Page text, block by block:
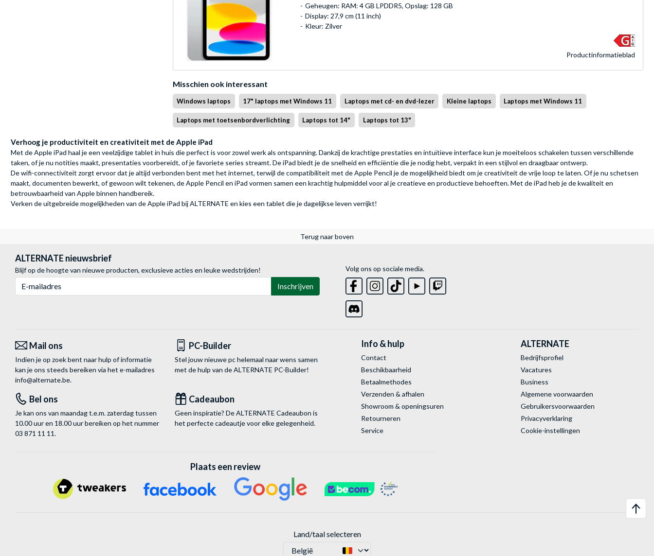
Geheugen: RAM: 4 GB LPDDR5, Opslag: 128 GB
Display: 27,9 cm (11 inch)
Kleur: Zilver
Product­informatieblad
Misschien ook interessant
Windows laptops 17" laptops met Windows 11 Laptops met cd- en dvd-lezer Kleine laptops Laptops met Windows 11
Laptops met toetsenbordverlichting Laptops tot 14" Laptops tot 13"
Verhoog je productiviteit en creativiteit met de Apple iPad
Met de Apple iPad haal je een veelzijdige tablet in huis die perfect is voor zowel werk als ontspanning. Dankzij de krachtige prestaties en intuïtieve interface kun je moeiteloos schakelen tussen verschillende
taken, of je nu notities maakt, presentaties voorbereidt, of je favoriete series streamt. De iPad biedt je de snelheid en efficiëntie die je nodig hebt, verpakt in een stijlvol en draagbaar ontwerp.
De wifi-connectiviteit zorgt ervoor dat je altijd verbonden bent met het internet, terwijl de compatibiliteit met de Apple Pencil je de mogelijkheid biedt om je creativiteit de vrije loop te laten. Of je nu schetsen
maakt, documenten bewerkt, of gewoon wilt tekenen, de Apple Pencil en iPad vormen samen een krachtig hulpmiddel voor al je creatieve en productieve behoeften. Met de iPad heb je de kwaliteit en
betrouwbaarheid van Apple binnen handbereik.
Verken de uitgebreide mogelijkheden van de Apple iPad bij ALTERNATE en kies een tablet die je dagelijkse leven verrijkt!
Terug naar boven
ALTERNATE nieuwsbrief
Blijf op de hoogte van nieuwe producten, exclusieve acties en leuke wedstrijden!
Inschrijven
Volg ons op sociale media.
Mail ons
Indien je op zoek bent naar hulp of informatie
kan je ons steeds bereiken via het e-mailadres
info@alternate.be.
PC-Builder
Stel jouw nieuwe pc helemaal naar wens samen
met de hulp van de ALTERNATE PC-Builder!
Bel ons
Je kan ons van maandag t.e.m. zaterdag tussen
10.00 uur en 18.00 uur bereiken op het nummer
03 871 11 11.
Cadeaubon
Geen inspiratie? De ALTERNATE Cadeaubon is
het perfecte cadeautje voor elke gelegenheid.
Info & hulp
Contact
Beschikbaarheid
Betaalmethodes
Verzenden & afhalen
Showroom & openingsuren
Retourneren
Service
ALTERNATE
Bedrijfsprofiel
Vacatures
Business
Algemene voorwaarden
Gebruikersvoorwaarden
Privacyverklaring
Cookie-instellingen
Plaats een review
Land/taal selecteren